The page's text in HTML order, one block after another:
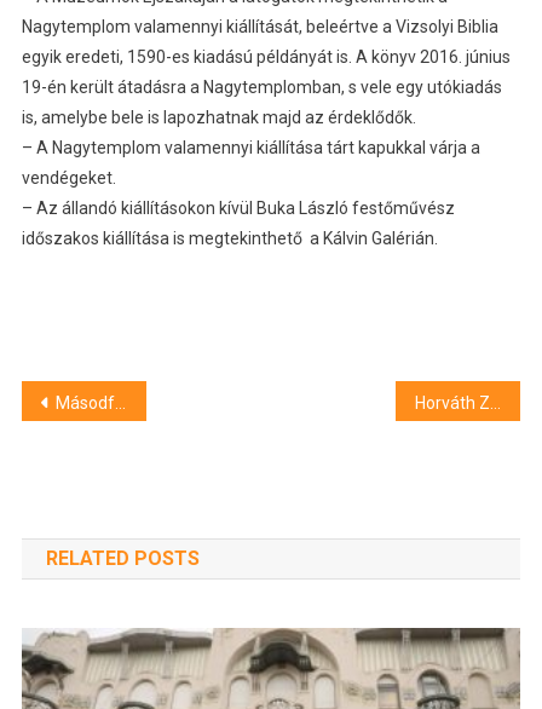
Nagytemplom valamennyi kiállítását, beleértve a Vizsolyi Biblia
egyik eredeti, 1590-es kiadású példányát is. A könyv 2016. június
19-én került átadásra a Nagytemplomban, s vele egy utókiadás
is, amelybe bele is lapozhatnak majd az érdeklődők.
– A Nagytemplom valamennyi kiállítása tárt kapukkal várja a
vendégeket.
– Az állandó kiállításokon kívül Buka László festőművész
időszakos kiállítása is megtekinthető a Kálvin Galérián.
Bejegyzés
Másodfokú hőségriadó Hajdú-Bihar megyében
RELATED POSTS